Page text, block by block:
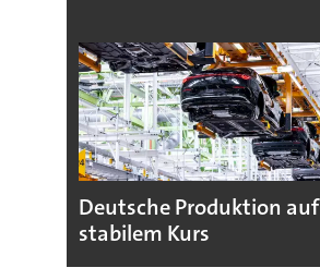
Deutsche Produktion auf
stabilem Kurs